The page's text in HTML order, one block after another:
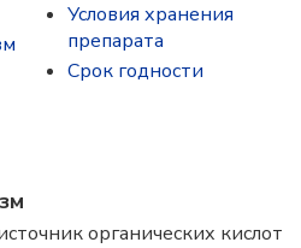
Условия хранения
препарата
Срок годности
органических кислот